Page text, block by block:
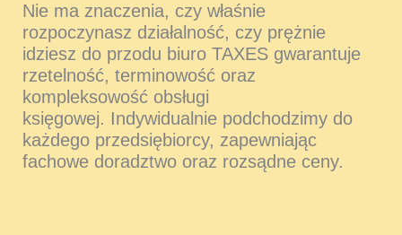
Nie ma znaczenia, czy właśnie
rozpoczynasz działalność, czy prężnie
idziesz do przodu biuro TAXES gwarantuje
rzetelność, terminowość oraz
kompleksowość obsługi
księgowej. Indywidualnie podchodzimy do
każdego przedsiębiorcy, zapewniając
fachowe doradztwo oraz rozsądne ceny.